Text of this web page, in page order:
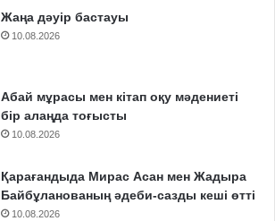
Жаңа дәуір бастауы
10.08.2026
Абай мұрасы мен кітап оқу мәдениеті
бір алаңда тоғысты
10.08.2026
Қарағандыда Мирас Асан мен Жадыра
Байбұланованың әдеби-сазды кеші өтті
10.08.2026